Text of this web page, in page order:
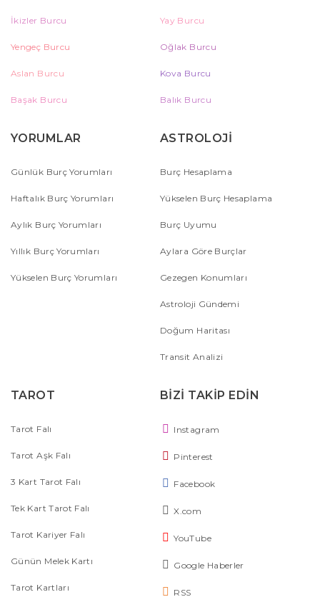
İkizler Burcu Yay Burcu
Yengeç Burcu Oğlak Burcu
Aslan Burcu Kova Burcu
Başak Burcu Balık Burcu
YORUMLAR
Günlük Burç Yorumları
Haftalık Burç Yorumları
Aylık Burç Yorumları
Yıllık Burç Yorumları
Yükselen Burç Yorumları
ASTROLOJİ
Burç Hesaplama
Yükselen Burç Hesaplama
Burç Uyumu
Aylara Göre Burçlar
Gezegen Konumları
Astroloji Gündemi
Doğum Haritası
Transit Analizi
TAROT
Tarot Falı
Tarot Aşk Falı
3 Kart Tarot Falı
Tek Kart Tarot Falı
Tarot Kariyer Falı
Günün Melek Kartı
Tarot Kartları
BİZİ TAKİP EDİN
Instagram
Pinterest
Facebook
X.com
YouTube
Google Haberler
RSS